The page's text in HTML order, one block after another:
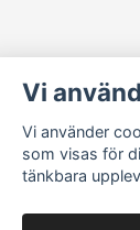
Vi
Vi använder
som visas för
tänkbara